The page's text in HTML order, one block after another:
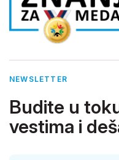
NEWSLETTER
Budite u
vestima i